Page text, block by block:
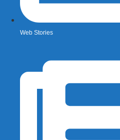
Web Stories